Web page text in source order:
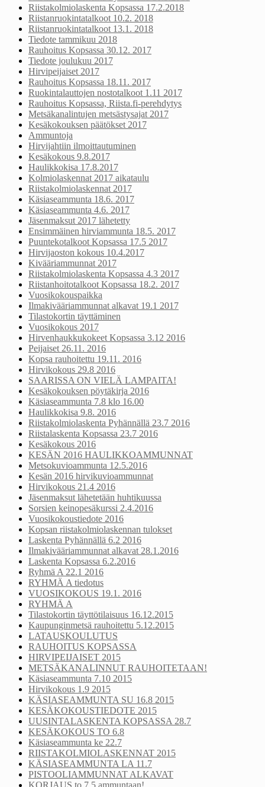
Riistakolmiolaskenta Kopsassa 17.2.2018
Riistanruokintatalkoot 10.2. 2018
Riistanruokintatalkoot 13.1. 2018
Tiedote tammikuu 2018
Rauhoitus Kopsassa 30.12. 2017
Tiedote joulukuu 2017
Hirvipeijaiset 2017
Rauhoitus Kopsassa 18.11. 2017
Ruokintalauttojen nostotalkoot 1.11 2017
Rauhoitus Kopsassa, Riista.fi-perehdytys
Metsäkanalintujen metsästysajat 2017
Kesäkokouksen päätökset 2017
Ammuntoja
Hirvijahtiin ilmoittautuminen
Kesäkokous 9.8.2017
Haulikkokisa 17.8.2017
Kolmiolaskennat 2017 aikataulu
Riistakolmiolaskennat 2017
Käsiaseammunta 18.6. 2017
Käsiaseammunta 4.6. 2017
Jäsenmaksut 2017 lähetetty
Ensimmäinen hirviammunta 18.5. 2017
Puuntekotalkoot Kopsassa 17.5 2017
Hirvijaoston kokous 10.4.2017
Kivääriammunnat 2017
Riistakolmiolaskenta Kopsassa 4.3 2017
Riistanhoitotalkoot Kopsassa 18.2. 2017
Vuosikokouspaikka
Ilmakivääriammunnat alkavat 19.1 2017
Tilastokortin täyttäminen
Vuosikokous 2017
Hirvenhaukkukokeet Kopsassa 3.12 2016
Peijaiset 26.11. 2016
Kopsa rauhoitettu 19.11. 2016
Hirvikokous 29.8 2016
SAARISSA ON VIELÄ LAMPAITA!
Kesäkokouksen pöytäkirja 2016
Käsiaseammunta 7.8 klo 16.00
Haulikkokisa 9.8. 2016
Riistakolmiolaskenta Pyhännällä 23.7 2016
Riistalaskenta Kopsassa 23.7 2016
Kesäkokous 2016
KESÄN 2016 HAULIKKOAMMUNNAT
Metsokuvioammunta 12.5.2016
Kesän 2016 hirvikuvioammunnat
Hirvikokous 21.4 2016
Jäsenmaksut lähetetään huhtikuussa
Sorsien keinopesäkurssi 2.4.2016
Vuosikokoustiedote 2016
Kopsan riistakolmiolaskennan tulokset
Laskenta Pyhännällä 6.2 2016
Ilmakivääriammunnat alkavat 28.1.2016
Laskenta Kopsassa 6.2.2016
Ryhmä A 22.1 2016
RYHMÄ A tiedotus
VUOSIKOKOUS 19.1. 2016
RYHMÄ A
Tilastokortin täyttötilaisuus 16.12.2015
Kaupunginmetsä rauhoitettu 5.12.2015
LATAUSKOULUTUS
RAUHOITUS KOPSASSA
HIRVIPEIJAISET 2015
METSÄKANALINNUT RAUHOITETAAN!
Käsiaseammunta 7.10 2015
Hirvikokous 1.9 2015
KÄSIASEAMMUNTA SU 16.8 2015
KESÄKOKOUSTIEDOTE 2015
UUSINTALASKENTA KOPSASSA 28.7
KESÄKOKOUS TO 6.8
Käsiaseammunta ke 22.7
RIISTAKOLMIOLASKENNAT 2015
KÄSIASEAMMUNTA LA 11.7
PISTOOLIAMMUNNAT ALKAVAT
KORJAUS to 7.5 ammuntaan!